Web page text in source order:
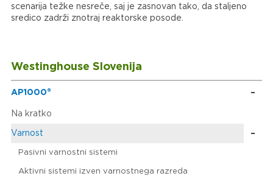
Westinghouse Slovenija
AP1000®
Na kratko
Varnost
Pasivni varnostni sistemi
Aktivni sistemi izven varnostnega razreda
scenarija težke nesreče, saj je zasnovan tako, da staljeno
sredico zadrži znotraj reaktorske posode.